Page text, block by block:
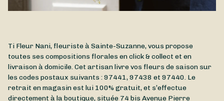
Ti Fleur Nani, fleuriste à Sainte-Suzanne, vous propose
toutes ses compositions florales en click & collect et en
livraison à domicile. Cet artisan livre vos fleurs de saison sur
les codes postaux suivants : 97441, 97438 et 97440. Le
retrait en magasin est lui 100% gratuit, et s’effectue
directement à la boutique, située 74 bis Avenue Pierre